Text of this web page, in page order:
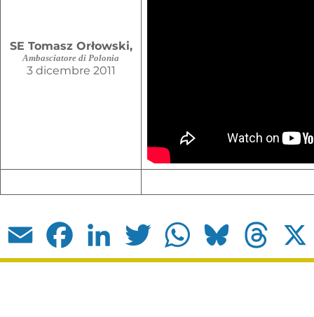
SE Tomasz Orłowski,
Ambasciatore di Polonia
3 dicembre 2011
Email Facebook LinkedIn Twitter WhatsApp Bluesky Threads